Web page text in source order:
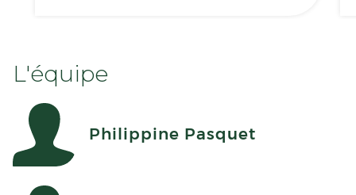
L'équipe
Philippine Pasquet